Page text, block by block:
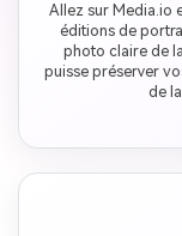
Allez sur Media.io
éditions de
photo claire de
puisse préserver
de